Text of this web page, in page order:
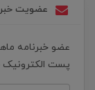
عضویت
عضو خبرنامه
پست الکترونیک